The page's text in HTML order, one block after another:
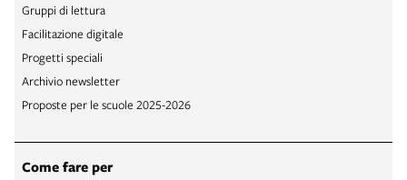
Gruppi di lettura
Facilitazione digitale
Progetti speciali
Archivio newsletter
Proposte per le scuole 2025-2026
Come fare per